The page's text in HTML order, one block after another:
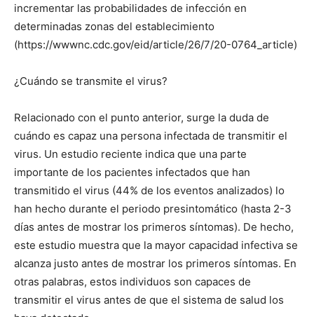
incrementar las probabilidades de infección en
determinadas zonas del establecimiento
(https://wwwnc.cdc.gov/eid/article/26/7/20-0764_article)
¿Cuándo se transmite el virus?
Relacionado con el punto anterior, surge la duda de
cuándo es capaz una persona infectada de transmitir el
virus. Un estudio reciente indica que una parte
importante de los pacientes infectados que han
transmitido el virus (44% de los eventos analizados) lo
han hecho durante el periodo presintomático (hasta 2-3
días antes de mostrar los primeros síntomas). De hecho,
este estudio muestra que la mayor capacidad infectiva se
alcanza justo antes de mostrar los primeros síntomas. En
otras palabras, estos individuos son capaces de
transmitir el virus antes de que el sistema de salud los